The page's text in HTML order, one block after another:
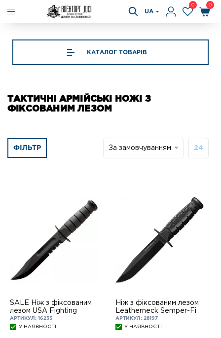
UA
0 0
КАТАЛОГ ТОВАРІВ
ТАКТИЧНІ АРМІЙСЬКІ НОЖІ З
ФІКСОВАНИМ ЛЕЗОМ
ФІЛЬТР За замовчуванням 24
SALE Ніж з фіксованим
лезом USA Fighting
АРТИКУЛ: 16235
У НАЯВНОСТІ
Ніж з фіксованим лезом
Leatherneck Semper-Fi
АРТИКУЛ: 28197
У НАЯВНОСТІ